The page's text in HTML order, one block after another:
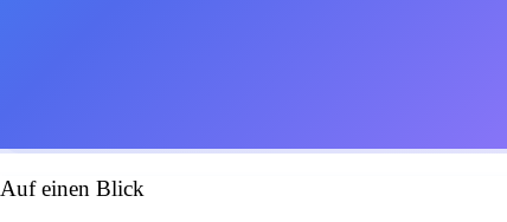
Auf einen Blick